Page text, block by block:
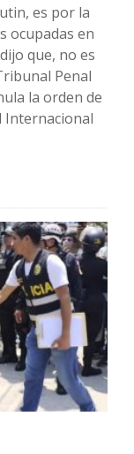
es por la
ocupadas en
que, no es
Penal
la orden de
Internacional